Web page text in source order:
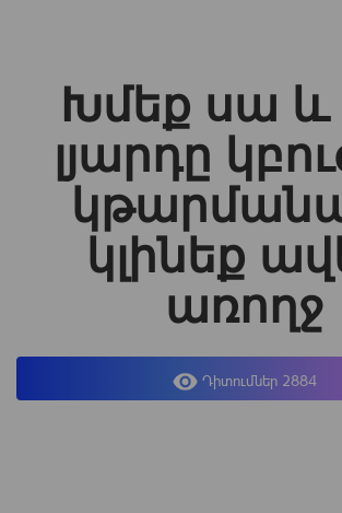
Խմեք սա և
լյարդը
կլինեք
առողջ
Դիտումներ 2884